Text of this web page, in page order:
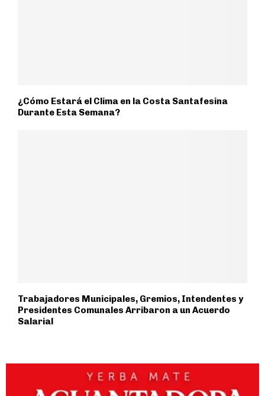
¿Cómo Estará el Clima en la Costa Santafesina
Durante Esta Semana?
Trabajadores Municipales, Gremios, Intendentes y
Presidentes Comunales Arribaron a un Acuerdo
Salarial